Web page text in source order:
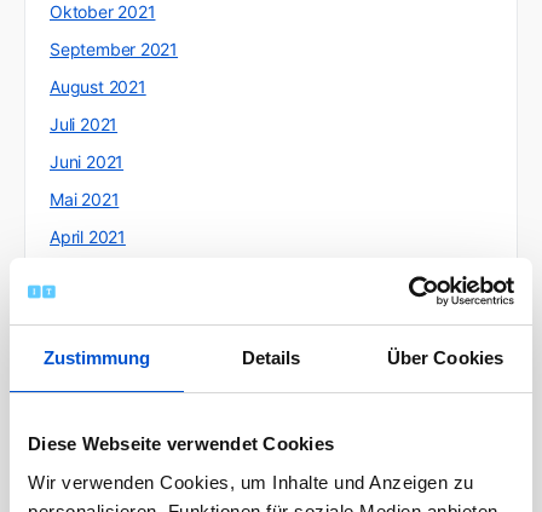
Zustimmung Details Über Cookies
Diese Webseite verwendet Cookies
Wir verwenden Cookies, um Inhalte und Anzeigen zu
Oktober 2021
September 2021
August 2021
Juli 2021
Juni 2021
Mai 2021
April 2021
Januar 2021
Dezember 2020